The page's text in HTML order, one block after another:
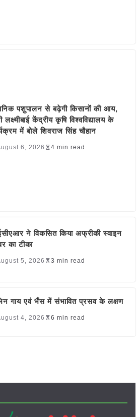
पशुपालन से बढ़ेगी किसानों की आय,
लक्ष्मीबाई केंद्रीय कृषि विश्वविद्यालय के
में बोले शिवराज सिंह चौहान
6, 2026 4 min read
ने विकसित किया अफ्रीकी स्वाइन
का टीका
5, 2026 3 min read
गाय एवं भैंस में संभावित प्रसव के लक्षण
4, 2026 6 min read